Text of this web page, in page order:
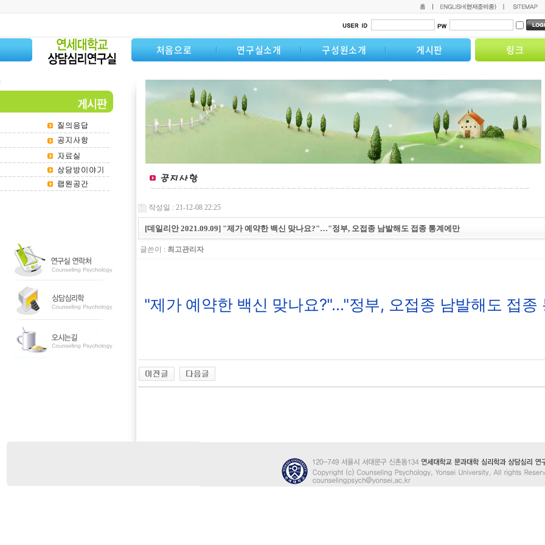
처음으로 연구실소개 구성원소개 게시판 링크
작성일 : 21-12-08 22:25
[데일리안 2021.09.09] "제가 예약한 백신 맞나요?"…"정부, 오접종 남발해도 접종 통계에만
글쓴이 : 최고관리자
"제가 예약한 백신 맞나요?"…"정부, 오접종 남발해도 접종